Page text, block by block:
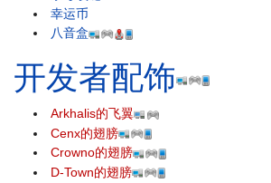
幸运币
八音盒
开发者配饰
Arkhalis的飞翼
Cenx的翅膀
Crowno的翅膀
D-Town的翅膀